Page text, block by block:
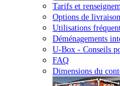
Tarifs et
Options de livraison
Utilisations
Déménagements
U-Box - Conseils
FAQ
Dimensions du